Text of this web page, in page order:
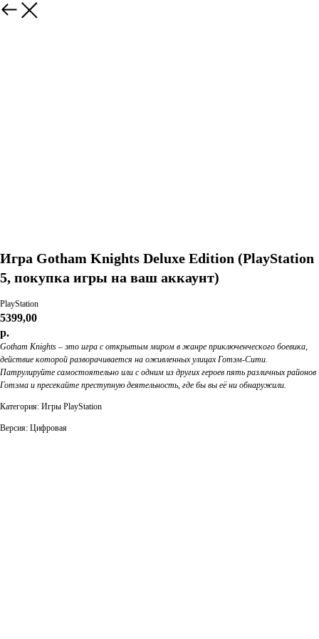
Игра Gotham Knights Deluxe Edition (PlayStation
5, покупка игры на ваш аккаунт)
PlayStation
5399,00
р.
Gotham Knights – это игра с открытым миром в жанре приключенческого боевика,
действие которой разворачивается на оживленных улицах Готэм-Сити.
Патрулируйте самостоятельно или с одним из других героев пять различных районов
Готэма и пресекайте преступную деятельность, где бы вы её ни обнаружили.
Категория: Игры PlayStation
Версия: Цифровая